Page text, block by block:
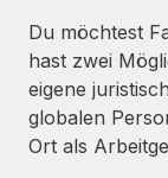
Du möchtest
hast zwei
eigene
globalen
Ort als